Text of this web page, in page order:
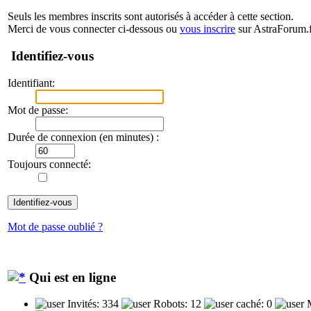
Seuls les membres inscrits sont autorisés à accéder à cette section.
Merci de vous connecter ci-dessous ou vous inscrire sur
Identifiez-vous
Identifiant:
Mot de passe:
Durée de connexion (en minutes) :
Toujours connecté:
Mot de passe oublié ?
Qui est en ligne
Invités: 334 Robots: 12 caché: 0